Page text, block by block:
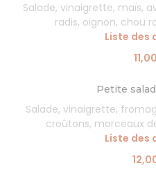
Salade, vinaigrette, maïs,
radis, oignon, chou
Liste des
Petite
Salade, vinaigrette,
croûtons, morceaux
Liste des